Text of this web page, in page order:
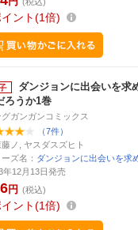
ント 1倍
ダンジョンに出会いを求
ろうか1巻
グガンガンコミックス
（7件）
藤ノ, ヤスダスズヒト
ズ名： ダンジョンに出会いを求
年12月13日発売
円 (税込)
ント 1倍